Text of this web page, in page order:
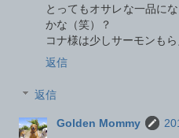
とってもオサレな一品に
かな（笑）？
コナ様は少しサーモンも
返信
返信
Golden Mommy